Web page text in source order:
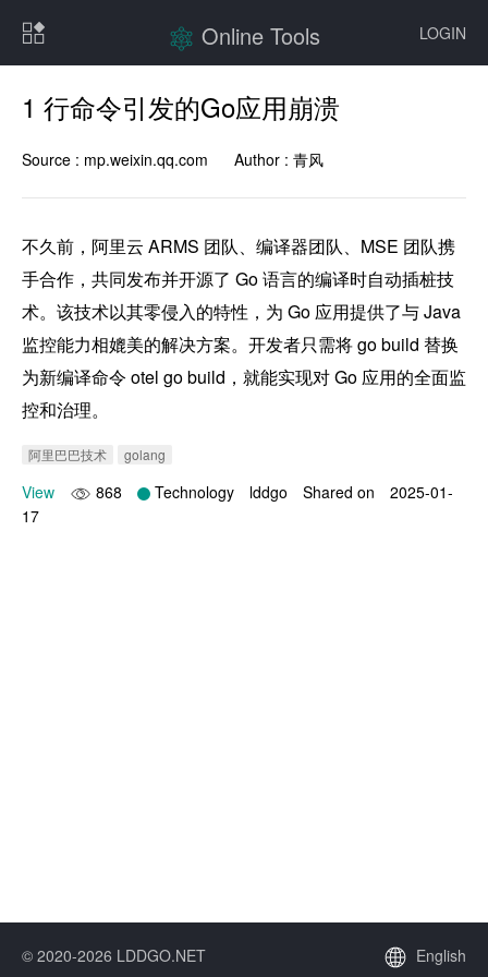
LOGIN
Online Tools
1 行命令引发的Go应用崩溃
Source : mp.weixin.qq.com Author : 青风
不久前，阿里云 ARMS 团队、编译器团队、MSE 团队携
手合作，共同发布并开源了 Go 语言的编译时自动插桩技
术。该技术以其零侵入的特性，为 Go 应用提供了与 Java
监控能力相媲美的解决方案。开发者只需将 go build 替换
为新编译命令 otel go build，就能实现对 Go 应用的全面监
阿里巴巴技术 golang
View 868 Technology lddgo Shared on
2025-01-
17
© 2020-2026 LDDGO.NET English